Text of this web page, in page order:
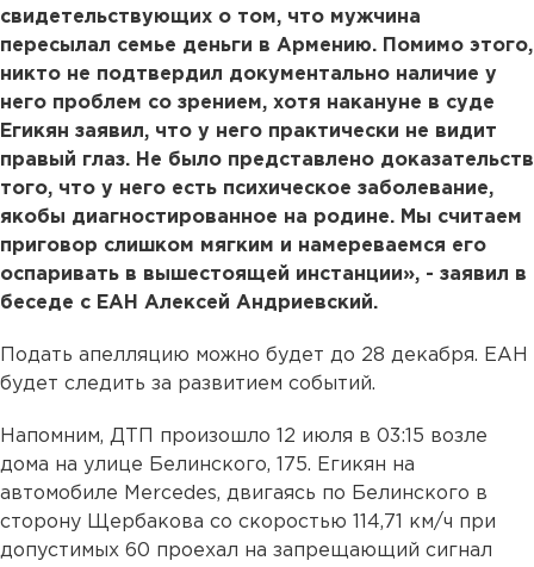
свидетельствующих о том, что мужчина
пересылал семье деньги в Армению. Помимо этого,
никто не подтвердил документально наличие у
него проблем со зрением, хотя накануне в суде
Егикян заявил, что у него практически не видит
правый глаз. Не было представлено доказательств
того, что у него есть психическое заболевание,
якобы диагностированное на родине. Мы считаем
приговор слишком мягким и намереваемся его
оспаривать в вышестоящей инстанции», - заявил в
беседе с ЕАН Алексей Андриевский.
Подать апелляцию можно будет до 28 декабря. ЕАН
будет следить за развитием событий.
Напомним, ДТП произошло 12 июля в 03:15 возле
дома на улице Белинского, 175. Егикян на
автомобиле Merсedes, двигаясь по Белинского в
сторону Щербакова со скоростью 114,71 км/ч при
допустимых 60 проехал на запрещающий сигнал